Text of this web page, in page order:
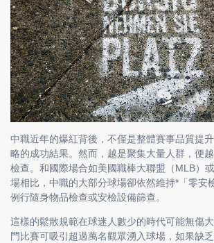
中職近年的爆紅背後，不僅是整體賽事品質提
略的成功結果。然而，越是聚集大量人群，便
檢查。和國際場合如美國職棒大聯盟（MLB）
場相比，中職的大部分球場卻依然維持*「零安
例行隨身物品檢查或安檢設備篩查。
這樣的鬆散規範在球迷人數少的時代可能無傷
門比賽可吸引超過萬名觀眾湧入球場，如果缺